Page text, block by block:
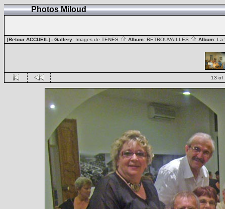
Photos Miloud
[Retour ACCUEIL] - Gallery: Images de TENES Album: RETROUVAILLES Album: La
13 of